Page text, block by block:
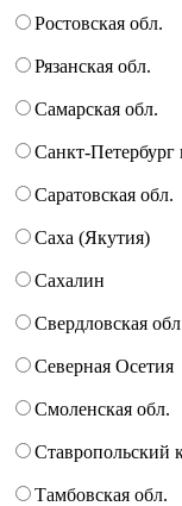
Ростовская обл.
Рязанская обл.
Самарская обл.
Санкт-Петербург
Саратовская обл.
Саха (Якутия)
Сахалин
Свердловская
Северная Осетия
Смоленская обл.
Ставропольский
Тамбовская обл.